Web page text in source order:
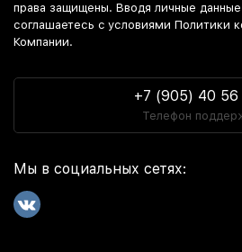
права защищены. Вводя личные
соглашаетесь c условиями Политики
Компании.
+7 (905) 40 56
Телефон
Мы в социальных сетях: